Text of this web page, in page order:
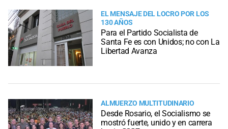
EL MENSAJE DEL LOCRO POR LOS
130 AÑOS
Para el Partido Socialista de
Santa Fe es con Unidos; no con La
Libertad Avanza
ALMUERZO MULTITUDINARIO
Desde Rosario, el Socialismo se
mostró fuerte, unido y en carrera